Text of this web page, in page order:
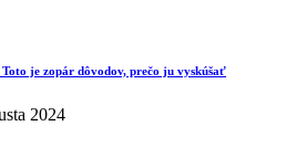
je zopár dôvodov, prečo ju vyskúšať
2024